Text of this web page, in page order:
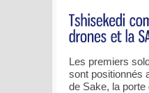
Les premiers
sont positionnés
de Sake, la porte